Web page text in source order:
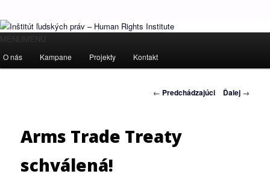
Inštitút ľudských práv – Human
Ľudské práva pre všetkých!
Hlavné
Preskočiť
na
MENU MENU
O nás Kampane Projekty Kontakt
Navigácia
← Predchádzajúci Ďalej →
Arms Trade Treaty
schválená!